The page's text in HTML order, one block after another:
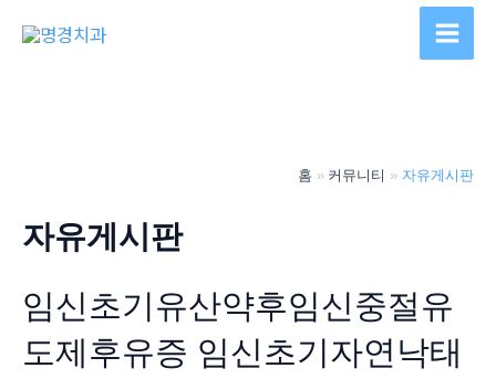
Main
홈 커뮤니티 자유게시판
자유게시판
임신초기유산약후임신중절유
도제후유증 임신초기자연낙태